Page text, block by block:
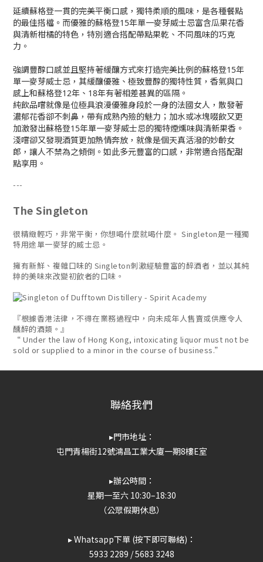
延續蘇格登一貫的完美平衡口感，獨特柔順的風味，是各種餐點
的最佳搭檔。而優雅的蘇格登15年單一麥芽威士忌富含瓜果花香
與清新柑橘的特色，特別適合搭配帶點果乾、不同風味的巧克
力。
強調豐醇口感並且堅持著緩釀方式來打造完美比例的蘇格登15年
單一麥芽威士忌，其緩釀優雅、極致豐醇的獨特性質，香氣與口
感上和蘇格登12年、18年有著相差甚異的區隔。
純飲品嚐就像是位極具浪漫優雅身段於一身的法國女人，散發著
濃郁花香卻不刺鼻，帶有成熟內殮的魅力；加水或冰塊啜飲又更
加激發出蘇格登15年單一麥芽威士忌的獨特煙燻味與清新果香。
淺嚐卻又發現酒質更加熱情奔放，就像是個天真活潑的妙齡女
郎，讓人不禁為之傾倒。如此多元豐富的口感，非常適合搭配甜
點享用。
---
The Singleton
很精緻輕巧，非常平衡，你想喝什麼就喝什麼。 Singleton是一種獨
特用途單一麥芽的威士忌。
擁有新鮮、複雜口味的 Singleton刺激經驗豐富的醉酒者，並以其純
粹的美味來改變初飲者的口味。
『根據香港法律，不得在業務過程中，向未成年人售賣或供應令人
醺醉的酒類。』
“ Under the law of Hong Kong, intoxicating liquor must not be
sold or supplied to a minor in the course of business.”
聯絡我們
▸門市地址：
屯門青楊街12號鴻昌工業大廈一期8樓E室
▸辦公時間：
星期一至六 10:30–18:30
（公眾假期休息）
▸ Whatsapp下單 (按下即可聯絡)：
5933 2289 /5683 3248